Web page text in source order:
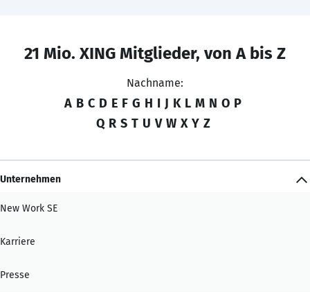
21 Mio. XING Mitglieder, von A bis Z
Nachname:
A B C D E F G H I J K L M N O P
Q R S T U V W X Y Z
Unternehmen
New Work SE
Karriere
Presse